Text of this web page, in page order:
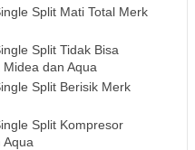
Split Mati Total Merk
Split Tidak Bisa
dan Aqua
Split Berisik Merk
Split Kompresor
Aqua